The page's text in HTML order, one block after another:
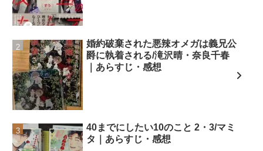
婚約破棄された悪辣オメガは義兄公
爵に執着される/滝沢晴・奈良千春
｜あらすじ・感想
40までにしたい10のこと 2・3/マミ
タ｜あらすじ・感想